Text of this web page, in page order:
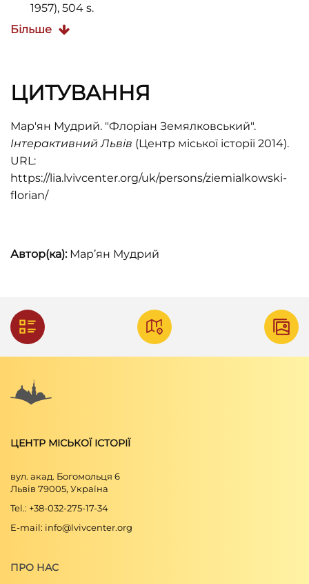
1957), 504 s.
Zbigniew Fras,
Miasto Lwów w okresie samorządu 1870–
Stanisław Pijaj,Florian Ziemiałkowski a “kwestia
ruska”
historyczne ofiarowane prof. Wacławowi
Felczakowi (Kraków 1993), s. 35–49.
Studium o elicie władzy
1918
(Poznań 2013), 362 s.
Мар'ян Мудрий, “Зем’ялковський
А. Козицького (Львів 2008), с. 456–457.
Кирило Студинський, “Листи мін. Фльоріяна
Наукового товариства імени Шевченка
Більше
ЦИТУВАННЯ
Мар'ян Мудрий. "Флоріан Земялковський".
Інтерактивний Львів (Центр міської історії 2014).
URL:
https://lia.lvivcenter.org/uk/persons/ziemialkowski-
florian/
Автор(ка):Мар’ян Мудрий
ЦЕНТР МІСЬКОЇ ІСТОРІЇ
вул. акад. Богомольця 6
Львів 79005, Україна
Tel.: +38-032-275-17-34
E-mail: info@lvivcenter.org
ПРО НАС